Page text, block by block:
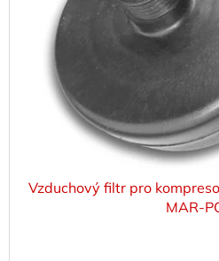
Vzduchový filtr pro
MAR-